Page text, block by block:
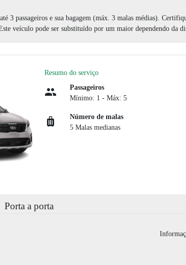
3 passageiros e sua bagagem (máx. 3 malas médias).
veículo pode ser substituído por um maior dependendo da
Resumo do serviço
Passageiros
Mínimo: 1 - Máx: 5
Número de malas
5 Malas medianas
Porta a porta